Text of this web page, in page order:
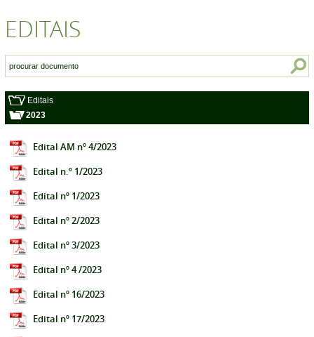
EDITAIS
Editais
2023
Edital AM nº 4/2023
Edital n.º 1/2023
Edital nº 1/2023
Edital nº 2/2023
Edital nº 3/2023
Edital nº 4 /2023
Edital nº 16/2023
Edital nº 17/2023